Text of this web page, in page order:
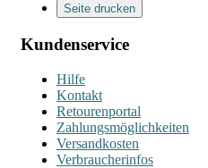
Seite drucken
Kundenservice
Hilfe
Kontakt
Retourenportal
Zahlungsmöglichkeiten
Versandkosten
Verbraucherinfos